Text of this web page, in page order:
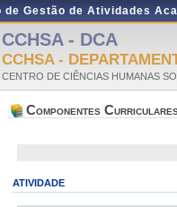
de Gestão de Atividades
CCHSA - DCA
CCHSA -
CENTRO DE CIÊNCIAS HUMANAS
Componentes
ATIVIDADE